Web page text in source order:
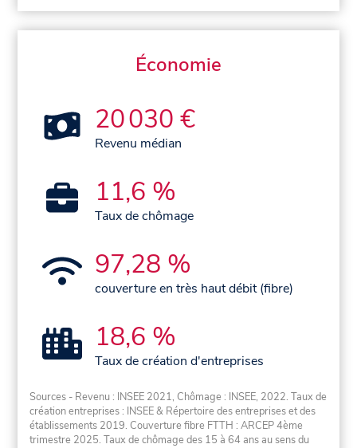
Économie
20 030 €
Revenu médian
11,6 %
Taux de chômage
97,28 %
couverture en très haut débit (fibre)
18,6 %
Taux de création d'entreprises
Sources - Revenu : INSEE 2021, Chômage : INSEE, 2022. Taux de
création entreprises : INSEE & Répertoire des entreprises et des
établissements 2019. Couverture fibre FTTH : ARCEP 4ème
trimestre 2025. Taux de chômage des 15 à 64 ans au sens du